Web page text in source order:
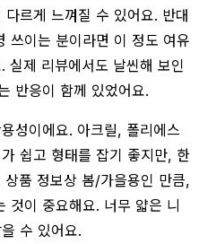
르게 느껴질 수 있어요. 반대
쓰이는 분이라면 이 정도 여유
실제 리뷰에서도 날씬해 보인
반응이 함께 있었어요.
성이에요. 아크릴, 폴리에스
쉽고 형태를 잡기 좋지만, 한
품 정보상 봄/가을용인 만큼,
것이 중요해요. 너무 얇은 니
수 있어요.